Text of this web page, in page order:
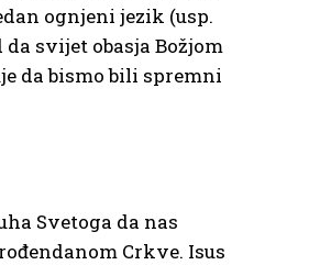
ognjeni jezik (usp.
svijet obasja Božjom
da bismo bili spremni
Svetoga da nas
Crkve. Isus